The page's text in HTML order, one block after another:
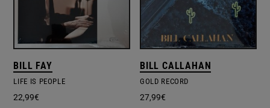
BILL FAY
LIFE IS PEOPLE
22,99€
BILL CALLAHAN
GOLD RECORD
27,99€